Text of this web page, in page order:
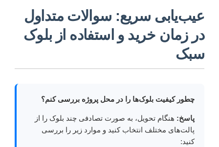
عیب‌یابی سریع: سوالات متداول
در زمان خرید و استفاده از بلوک
سبک
چطور کیفیت بلوک‌ها را در محل پروژه بررسی کنم؟
پاسخ: هنگام تحویل، به صورت تصادفی چند بلوک را از
پالت‌های مختلف انتخاب کنید و موارد زیر را بررسی
کنید: